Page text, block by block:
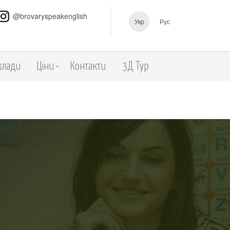
@brovaryspeakenglish
Укр Рус
Ціни Контакти 3Д Тур